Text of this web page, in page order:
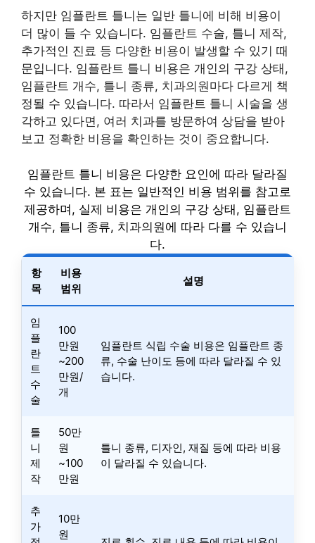
하지만 임플란트 틀니는 일반 틀니에 비해 비용이
더 많이 들 수 있습니다. 임플란트 수술, 틀니 제작,
추가적인 진료 등 다양한 비용이 발생할 수 있기 때
문입니다. 임플란트 틀니 비용은 개인의 구강 상태,
임플란트 개수, 틀니 종류, 치과의원마다 다르게 책
정될 수 있습니다. 따라서 임플란트 틀니 시술을 생
각하고 있다면, 여러 치과를 방문하여 상담을 받아
보고 정확한 비용을 확인하는 것이 중요합니다.
임플란트 틀니 비용은 다양한 요인에 따라 달라질
수 있습니다. 본 표는 일반적인 비용 범위를 참고로
제공하며, 실제 비용은 개인의 구강 상태, 임플란트
개수, 틀니 종류, 치과의원에 따라 다를 수 있습니
다.
항
목
비용
범위
설명
임
플
란
트
수
술
100
만원
~200
만원/
개
임플란트 식립 수술 비용은 임플란트 종
류, 수술 난이도 등에 따라 달라질 수 있
습니다.
틀
니
제
작
50만
원
~100
만원
틀니 종류, 디자인, 재질 등에 따라 비용
이 달라질 수 있습니다.
추
가
10만
원